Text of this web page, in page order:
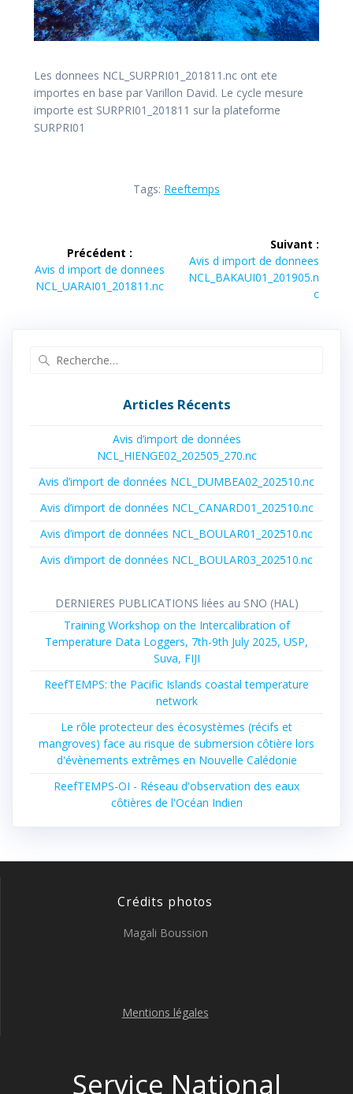
Les donnees NCL_SURPRI01_201811.nc ont ete
importes en base par Varillon David. Le cycle mesure
importe est SURPRI01_201811 sur la plateforme
SURPRI01
Tags: Reeftemps
de
l’article
Précédent :
Article
précédent :
Avis d import de donnees
NCL_UARAI01_201811.nc
Suivant :
Article
suivant :
Avis d import de donnees
NCL_BAKAUI01_201905.n
c
Articles Récents
Avis d’import de données
NCL_HIENGE02_202505_270.nc
Avis d’import de données NCL_DUMBEA02_202510.nc
Avis d’import de données NCL_CANARD01_202510.nc
Avis d’import de données NCL_BOULAR01_202510.nc
Avis d’import de données NCL_BOULAR03_202510.nc
DERNIERES PUBLICATIONS liées au SNO (HAL)
Training Workshop on the Intercalibration of
Temperature Data Loggers, 7th-9th July 2025, USP,
Suva, FIJI
ReefTEMPS: the Pacific Islands coastal temperature
network
Le rôle protecteur des écosystèmes (récifs et
mangroves) face au risque de submersion côtière lors
d'évènements extrêmes en Nouvelle Calédonie
ReefTEMPS-OI - Réseau d'observation des eaux
côtières de l'Océan Indien
Crédits photos
Magali Boussion
Mentions légales
Service National